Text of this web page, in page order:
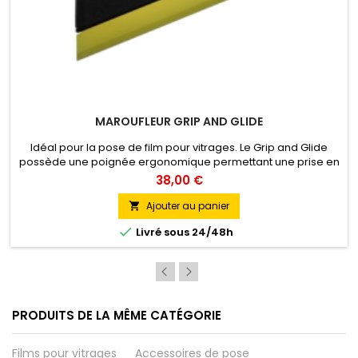
MAROUFLEUR GRIP AND GLIDE
Idéal pour la pose de film pour vitrages. Le Grip and Glide
possède une poignée ergonomique permettant une prise en
main efficace.
38,00 €
 Ajouter au panier
 Livré sous 24/48h
PRODUITS DE LA MÊME CATÉGORIE
Films pour vitrages Accessoires de pose